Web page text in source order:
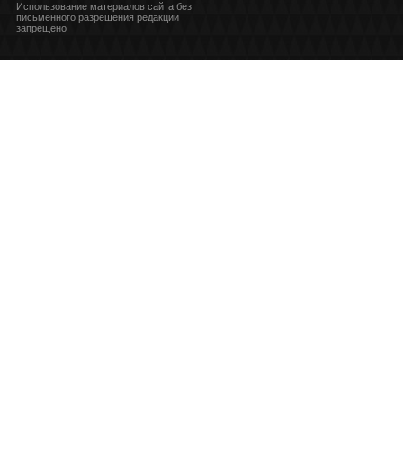
Использование материалов сайта без
письменного разрешения редакции
запрещено